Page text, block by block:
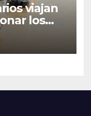
viajan
los
Fe